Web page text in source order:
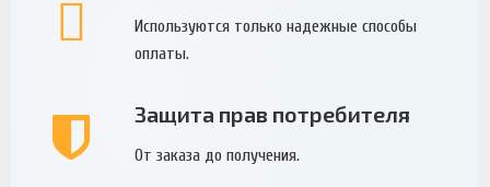
Используются только надежные способы
оплаты.
Защита прав потребителя
От заказа до получения.